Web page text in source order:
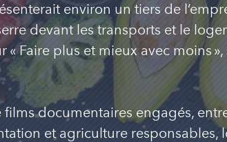
environ un tiers de
devant les transports et le
Faire plus et mieux avec moins
documentaires engagés,
et agriculture